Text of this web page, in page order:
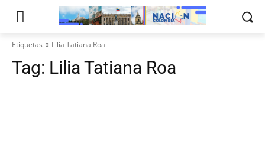
Etiquetas Lilia Tatiana Roa
Tag: Lilia Tatiana Roa